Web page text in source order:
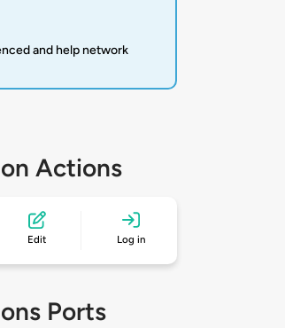
and help network
Actions
Edit Log in
Ports